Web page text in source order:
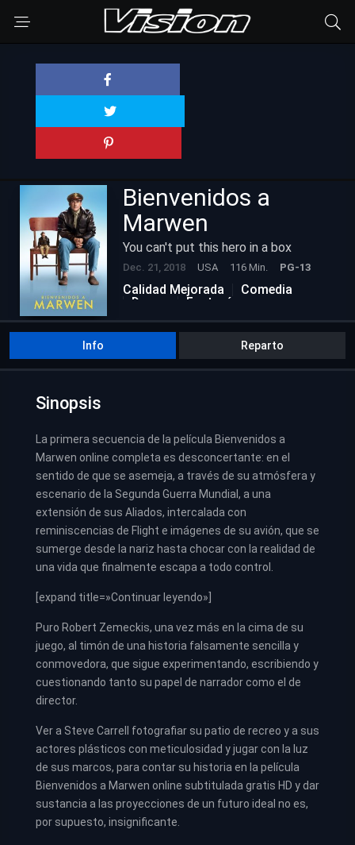
Bienvenidos a
Marwen
You can't put this hero in a box
Dec. 21, 2018 USA 116 Min. PG-13
Calidad Mejorada
Comedia
Drama
Fantasía
Info Reparto
Sinopsis
La primera secuencia de la película Bienvenidos a
Marwen online completa es desconcertante: en el
sentido de que se asemeja, a través de su atmósfera y
escenario de la Segunda Guerra Mundial, a una
extensión de sus Aliados, intercalada con
reminiscencias de Flight e imágenes de su avión, que se
sumerge desde la nariz hasta chocar con la realidad de
una vida que finalmente escapa a todo control.
[expand title=»Continuar leyendo»]
Puro Robert Zemeckis, una vez más en la cima de su
juego, al timón de una historia falsamente sencilla y
conmovedora, que sigue experimentando, escribiendo y
cuestionando tanto su papel de narrador como el de
director.
Ver a Steve Carrell fotografiar su patio de recreo y a sus
actores plásticos con meticulosidad y jugar con la luz
de sus marcos, para contar su historia en la película
Bienvenidos a Marwen online subtitulada gratis HD y dar
sustancia a las proyecciones de un futuro ideal no es,
por supuesto, insignificante.